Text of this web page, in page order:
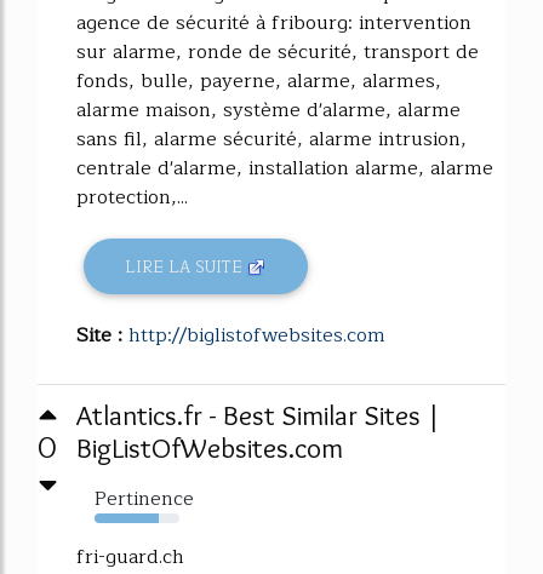
agence de sécurité à fribourg: intervention
sur alarme, ronde de sécurité, transport de
fonds, bulle, payerne, alarme, alarmes,
alarme maison, système d'alarme, alarme
sans fil, alarme sécurité, alarme intrusion,
centrale d'alarme, installation alarme, alarme
protection,...
LIRE LA SUITE
Site :http://biglistofwebsites.com
0
Atlantics.fr - Best Similar Sites |
BigListOfWebsites.com
Pertinence
76%
fri-guard.ch